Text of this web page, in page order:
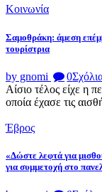
Κοινωνία
Σαμοθράκη: άμεση
τουρίστρια
by gnomi 0
Αίσιο τέλος είχε η
οποία έχασε τις
Έβρος
«Δώστε λεφτά για
για συμμετοχή στο